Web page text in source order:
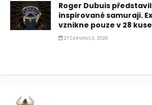
Roger Dubuis
inspirované samuraji.
vznikne pouze v 28
27 ČERVENCE, 2026